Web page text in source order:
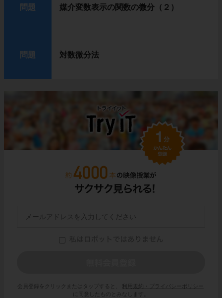
問題 媒介変数表示の関数の微分（２）
問題 対数微分法
会員登録をクリックまたはタップすると、
利用規約・プライバシーポリシー
に同意したものとみなします。